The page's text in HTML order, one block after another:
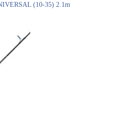
(10-35) 2.1m